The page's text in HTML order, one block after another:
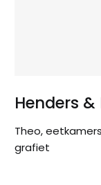
Henders &
Theo,
grafiet